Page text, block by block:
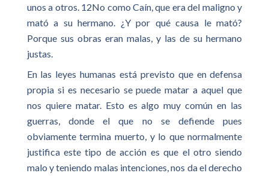
unos a otros. 12No como Caín, que era del maligno y
mató a su hermano. ¿Y por qué causa le mató?
Porque sus obras eran malas, y las de su hermano
justas.
En las leyes humanas está previsto que en defensa
propia si es necesario se puede matar a aquel que
nos quiere matar. Esto es algo muy común en las
guerras, donde el que no se defiende pues
obviamente termina muerto, y lo que normalmente
justifica este tipo de acción es que el otro siendo
malo y teniendo malas intenciones, nos da el derecho